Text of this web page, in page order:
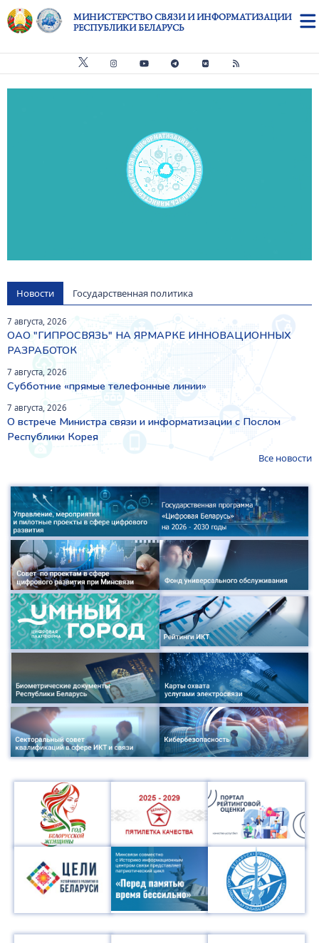
Перейти к основному содержанию
МИНИСТЕРСТВО СВЯЗИ И ИНФОРМАТИЗАЦИИ
РЕСПУБЛИКИ БЕЛАРУСЬ
Новости Государственная политика
7 августа, 2026
ОАО "ГИПРОСВЯЗЬ" НА ЯРМАРКЕ ИННОВАЦИОННЫХ
РАЗРАБОТОК
7 августа, 2026
Субботние «прямые телефонные линии»
7 августа, 2026
О встрече Министра связи и информатизации с Послом
Республики Корея
Все новости